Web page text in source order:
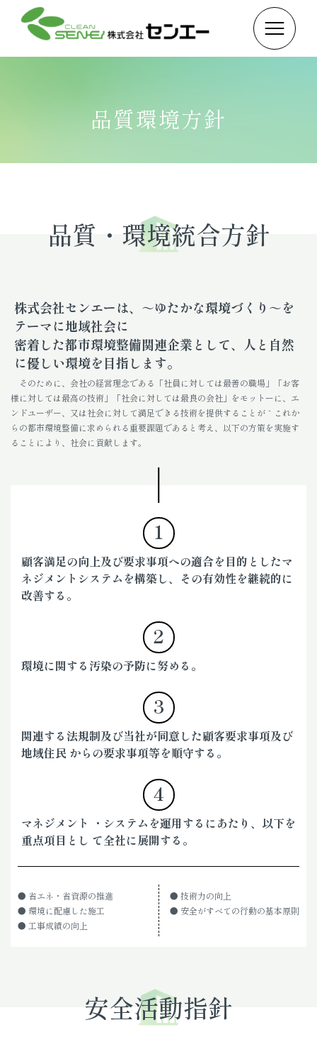
品質環境方針
品質・環境統合方針
株式会社センエーは、～ゆたかな環境づくり～を
テーマに地域社会に
密着した都市環境整備関連企業として、人と自然
に優しい環境を目指します。
そのために、会社の経営理念である「社員に対しては最善の職場」「お客
様に対しては最高の技術」「社会に対しては最良の会社」をモットーに、エ
ンドユーザー、又は社会に対して満足できる技術を提供することが｀これか
らの都市環境整備に求められる重要課題であると考え、以下の方策を実施す
ることにより、社会に貢献します。
1
顧客満足の向上及び要求事項への適合を目的としたマ
ネジメントシステムを構築し、その有効性を継続的に
改善する。
2
環境に関する汚染の予防に努める。
3
関連する法規制及び当社が同意した顧客要求事項及び
地域住民 からの要求事項等を順守する。
4
マネジメント ・システムを運用するにあたり、以下を
重点項目とし て全社に展開する。
● 省エネ・省資源の推進
● 環境に配慮した施工
● 工事成績の向上
● 技術力の向上
● 安全がすべての行動の基本原則
安全活動指針